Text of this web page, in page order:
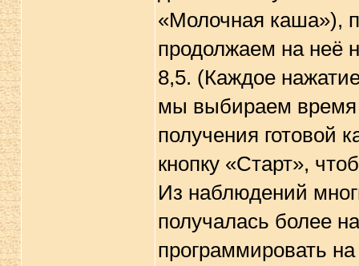
«Молочная каша»),
продолжаем на неё
8,5. (Каждое
мы выбираем время
получения
кнопку «Старт»,
Из наблюдений
получалась более
программировать